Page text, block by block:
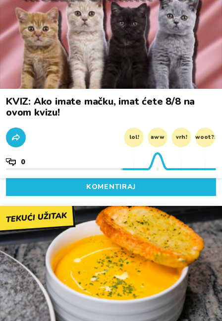
KVIZ: Ako imate mačku, imat ćete 8/8 na
ovom kvizu!
lol! aww vrh! woot?!
0
KOMENTIRAJ
TEKUĆI UŽITAK